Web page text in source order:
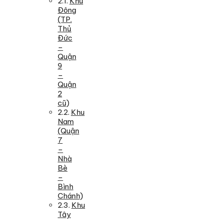
Đông
(TP.
Thủ
Đức
–
Quận
9
–
Quận
2
cũ)
Khu
Nam
(Quận
7
–
Nhà
Bè
–
Bình
Chánh)
Khu
Tây